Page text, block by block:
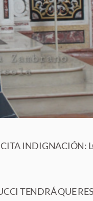
INDIGNACIÓN:
TENDRÁ QUE